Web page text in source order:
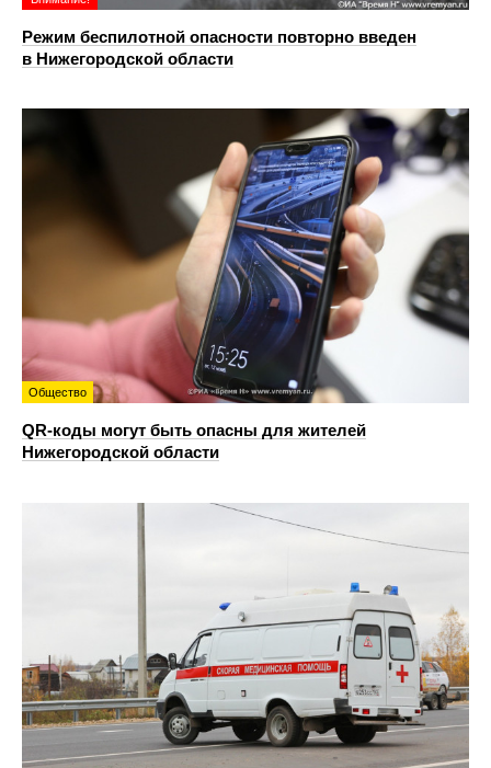
Режим беспилотной опасности повторно введен
в Нижегородской области
Общество
QR-коды могут быть опасны для жителей
Нижегородской области